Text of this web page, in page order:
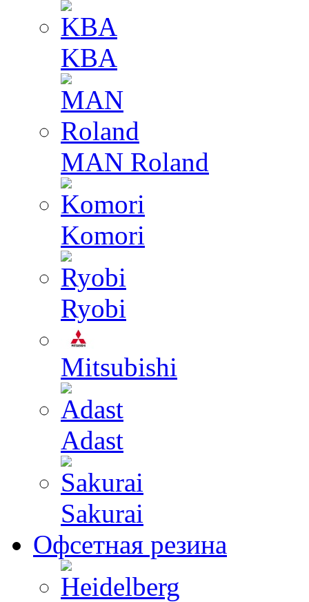
KBA
MAN Roland
Komori
Ryobi
Mitsubishi
Adast
Sakurai
Офсетная резина